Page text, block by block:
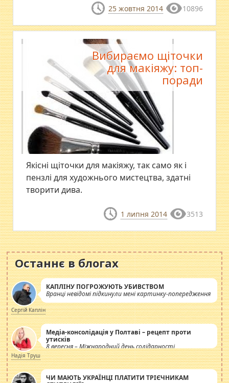
25 жовтня 2014 10896
Вибираємо щіточки
для макіяжу: топ-
поради
Якісні щіточки для макіяжу, так само як і
пензлі для художнього мистецтва, здатні
творити дива.
1 липня 2014 3513
Останнє в блогах
КАПЛІНУ ПОГРОЖУЮТЬ УБИВСТВОМ
Вранці невідомі підкинули мені картинку-попередження
Сергій Каплін
Медіа-консолідація у Полтаві – рецепт проти
утисків
8 вересня – Міжнародний день солідарності
журналістів.
Надія Труш
ЧИ МАЮТЬ УКРАЇНЦІ ПЛАТИТИ ТРІЄЧНИКАМ